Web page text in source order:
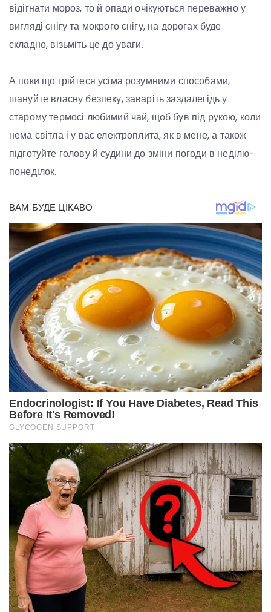
відігнати мороз, то й опади очікуються переважно у
вигляді снігу та мокрого снігу, на дорогах буде
складно, візьміть це до уваги.
А поки що грійтеся усіма розумними способами,
шануйте власну безпеку, заваріть заздалегідь у
старому термосі любимий чай, щоб був під рукою, коли
нема світла і у вас електроплита, як в мене, а також
підготуйте голову й судини до зміни погоди в неділю-
понеділок.